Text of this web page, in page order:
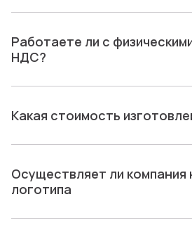
Работаете ли с
НДС?
Какая стоимость
Осуществляет ли компания
логотипа